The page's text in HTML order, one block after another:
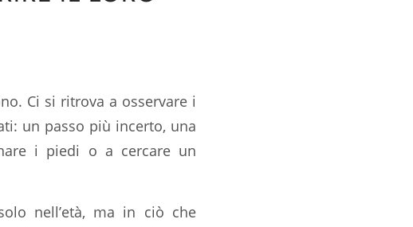
Ci si ritrova a osservare i
un passo più incerto, una
i piedi o a cercare un
nell’età, ma in ciò che